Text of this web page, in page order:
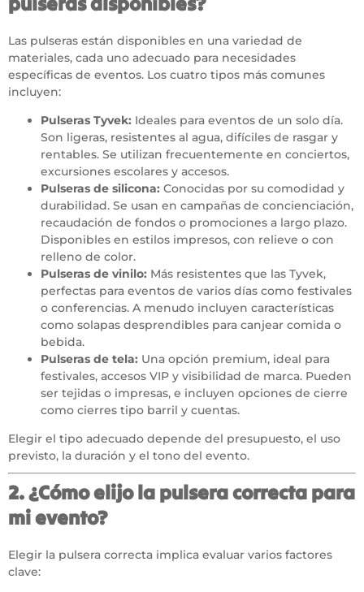
Las pulseras están disponibles en una variedad de
materiales, cada uno adecuado para necesidades
específicas de eventos. Los cuatro tipos más comunes
incluyen:
Pulseras Tyvek: Ideales para eventos de un solo día.
Son ligeras, resistentes al agua, difíciles de rasgar y
rentables. Se utilizan frecuentemente en conciertos,
excursiones escolares y accesos.
Pulseras de silicona: Conocidas por su comodidad y
durabilidad. Se usan en campañas de concienciación,
recaudación de fondos o promociones a largo plazo.
Disponibles en estilos impresos, con relieve o con
relleno de color.
Pulseras de vinilo: Más resistentes que las Tyvek,
perfectas para eventos de varios días como festivales
o conferencias. A menudo incluyen características
como solapas desprendibles para canjear comida o
bebida.
Pulseras de tela: Una opción premium, ideal para
festivales, accesos VIP y visibilidad de marca. Pueden
ser tejidas o impresas, e incluyen opciones de cierre
como cierres tipo barril y cuentas.
Elegir el tipo adecuado depende del presupuesto, el uso
previsto, la duración y el tono del evento.
2. ¿Cómo elijo la pulsera correcta para
mi evento?
Elegir la pulsera correcta implica evaluar varios factores
clave: